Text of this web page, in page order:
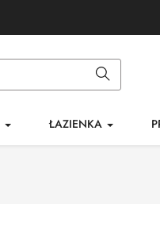
ŁAZIENKA